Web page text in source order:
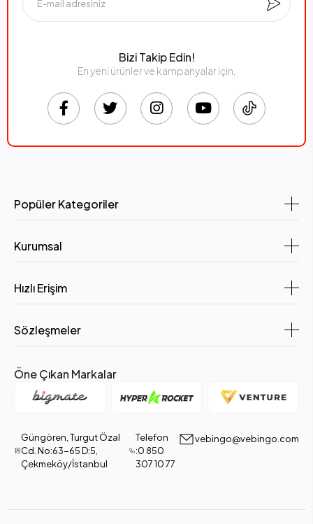
Bizi Takip Edin!
En yeni ürünler ve kampanyalar için,
Popüler Kategoriler
Kurumsal
Hızlı Erişim
Sözleşmeler
Öne Çıkan Markalar
Güngören, Turgut Özal
Cd. No:63-65 D:5,
Çekmeköy/İstanbul
Telefon
:0 850
307 10 77
vebingo@vebingo.com